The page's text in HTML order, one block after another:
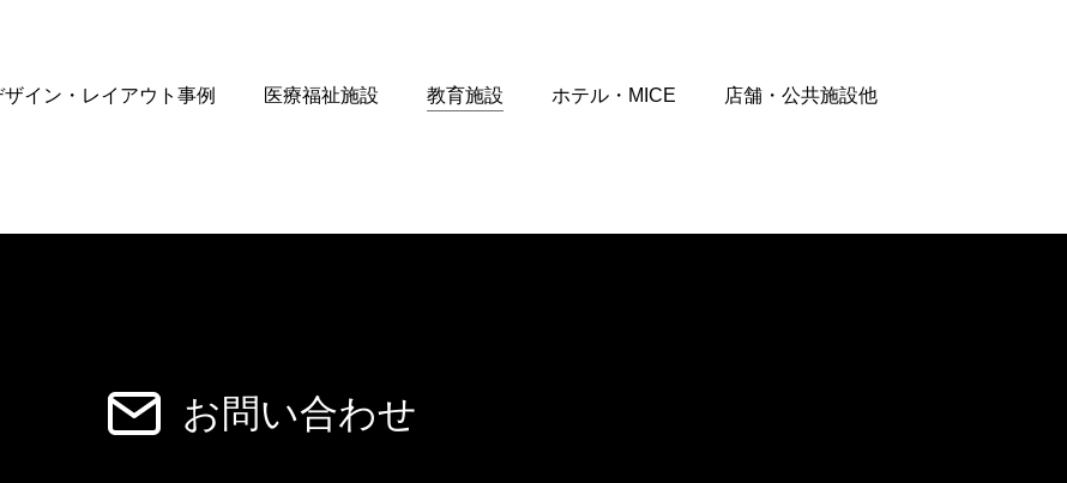
イン・レイアウト事例 医療福祉施設 教育施設 ホテル・MICE 店舗・公共施設他
お問い合わせ